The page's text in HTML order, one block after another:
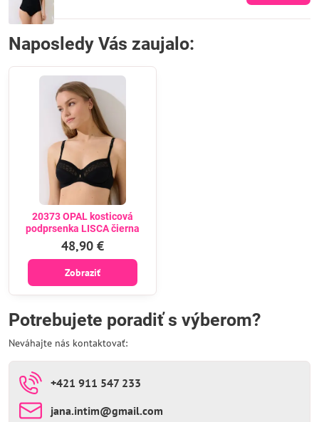
Naposledy Vás zaujalo:
20373 OPAL kosticová
podprsenka LISCA čierna
48,90 €
Zobraziť
Potrebujete poradiť s výberom?
Neváhajte nás kontaktovať:
+421 911 547 233
jana​.intim​@gmail​.com